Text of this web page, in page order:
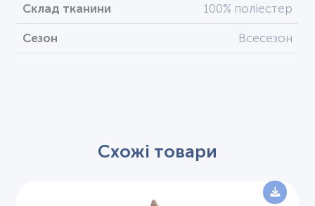
Склад тканини 100% поліестер
Сезон Всесезон
Схожі товари